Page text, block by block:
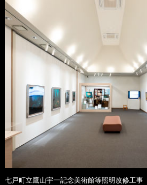
七戸町立鷹山宇一記念美術館等照明改修工事